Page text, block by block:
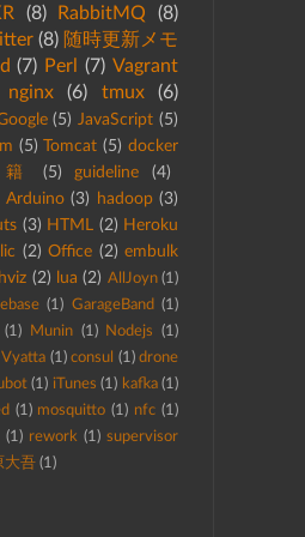
(8) RabbitMQ
(8)
(8) 随時更新メモ
(7) Perl (7) Vagrant
nginx (6) tmux (6)
(5) JavaScript (5)
(5) Tomcat (5) docker
(5) guideline
(4)
Arduino (3) hadoop (3)
(3) HTML (2) Heroku
(2) Office (2) embulk
(2) lua (2) AllJoyn (1)
(1) GarageBand
(1)
(1) Munin (1) Nodejs
(1)
Vyatta (1) consul (1) drone
(1) iTunes (1) kafka (1)
(1) mosquitto (1) nfc (1)
(1) rework (1) supervisor
大吾 (1)